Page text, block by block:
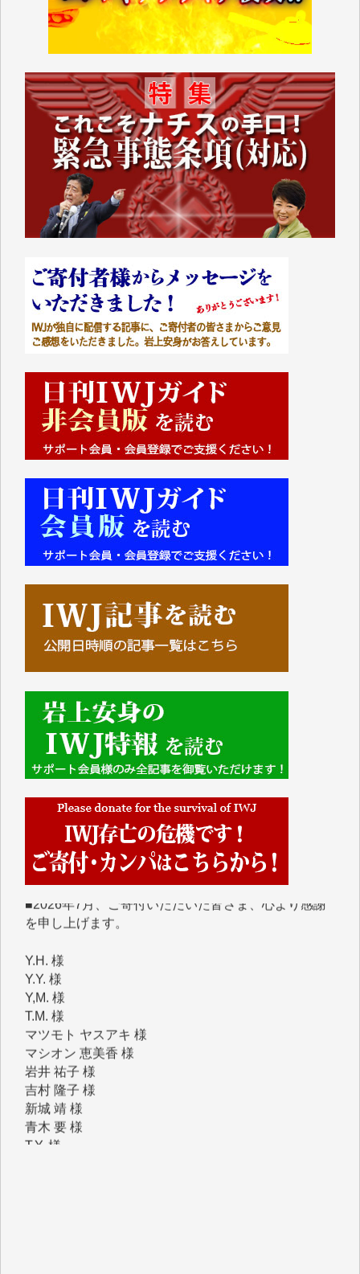
■■■■■■
IWJには、ご寄付・カンパをいただいた方々より、た
くさんの応援のメッセージが届いています。感謝を込
■■■■■■
■2026年7月、ご寄付いただいた皆さま、心より感謝
を申し上げます。
Y.Y. 様
T.M. 様
マツモト ヤスアキ 様
マシオン 恵美香 様
岩井 祐子 様
吉村 隆子 様
新城 靖 様
青木 要 様
T.Y. 様
K.O. 様
Y.S. 様
Y.N. 様